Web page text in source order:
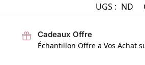
UGS : ND
Cadeaux Offre
Échantillon Offre a Vos Achat